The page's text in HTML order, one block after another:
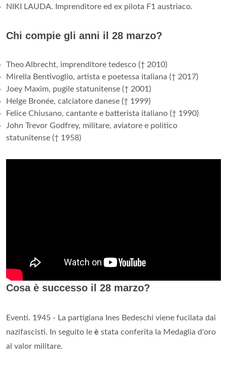
NIKI LAUDA. Imprenditore ed ex pilota F1 austriaco.
Chi compie gli anni il 28 marzo?
Theo Albrecht, imprenditore tedesco († 2010)
Mirella Bentivoglio, artista e poetessa italiana († 2017)
Joey Maxim, pugile statunitense († 2001)
Helge Bronée, calciatore danese († 1999)
Felice Chiusano, cantante e batterista italiano († 1990)
John Trevor Godfrey, militare, aviatore e politico
statunitense († 1958)
Cosa è successo il 28 marzo?
Eventi. 1945 - La partigiana Ines Bedeschi viene fucilata dai
nazifascisti. In seguito le è stata conferita la Medaglia d'oro
al valor militare.